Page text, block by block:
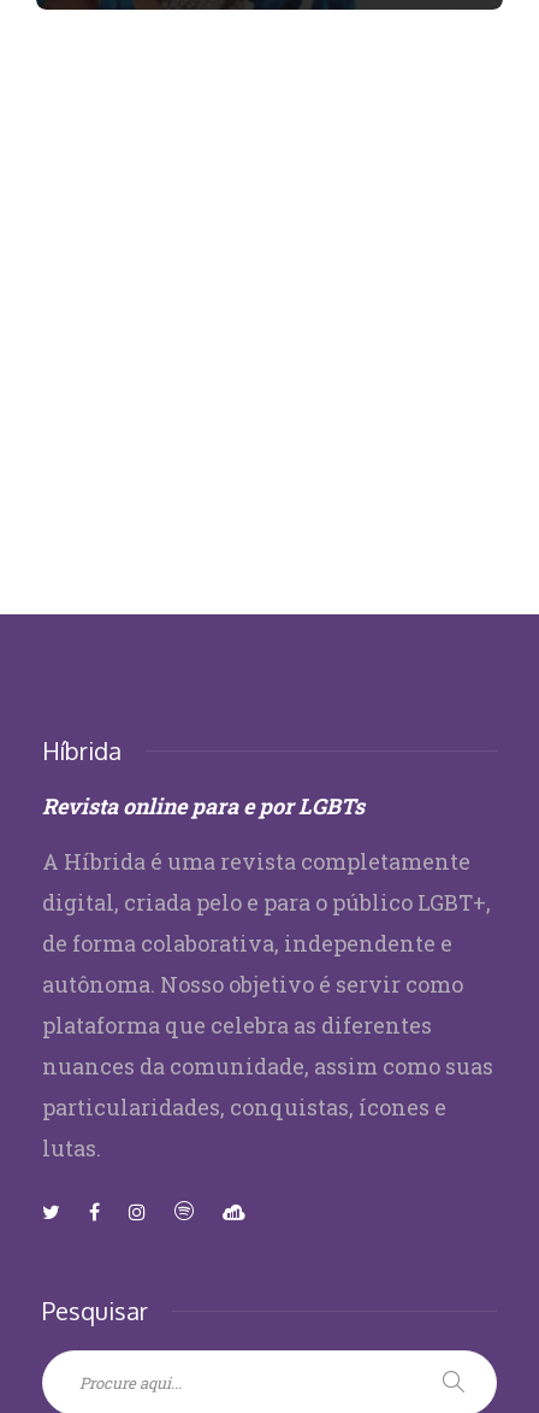
Híbrida
Revista online para e por LGBTs
A Híbrida é uma revista completamente
digital, criada pelo e para o público LGBT+,
de forma colaborativa, independente e
autônoma. Nosso objetivo é servir como
plataforma que celebra as diferentes
nuances da comunidade, assim como suas
particularidades, conquistas, ícones e
lutas.
Pesquisar